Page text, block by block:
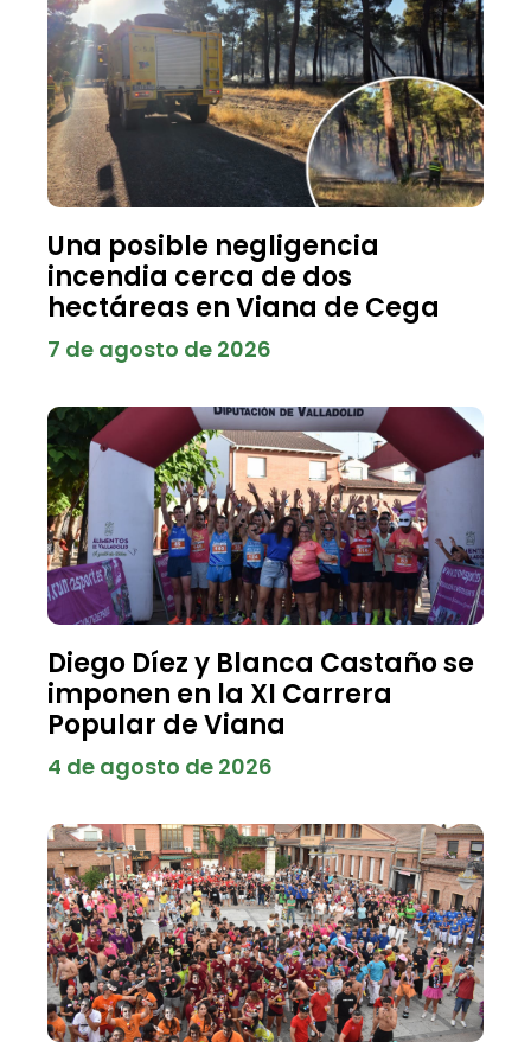
Una posible negligencia
incendia cerca de dos
hectáreas en Viana de Cega
7 de agosto de 2026
Diego Díez y Blanca Castaño se
imponen en la XI Carrera
Popular de Viana
4 de agosto de 2026